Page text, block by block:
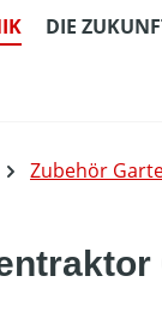
DIE
Zubehör